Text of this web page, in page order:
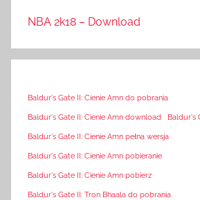
NBA 2k18 – Download
Baldur's Gate II: Cienie Amn do pobrania
Baldur's Gate II: Cienie Amn download Baldur's
Baldur's Gate II: Cienie Amn pełna wersja
Baldur's Gate II: Cienie Amn pobieranie
Baldur's Gate II: Cienie Amn pobierz
Baldur's Gate II: Tron Bhaala do pobrania